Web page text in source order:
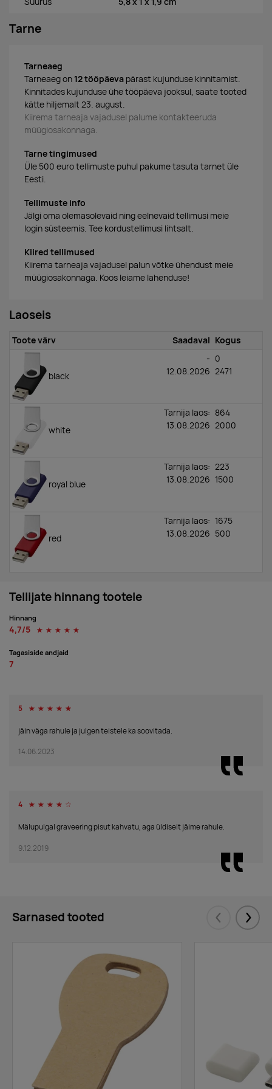
Tarne
Tarneaeg
Tarneaeg on 12 tööpäeva pärast kujunduse kinnitamist.
Kinnitades kujunduse ühe tööpäeva jooksul, saate tooted
kätte hiljemalt 23. august.
Kiirema tarneaja vajadusel palume kontakteeruda
müügiosakonnaga.
Tarne tingimused
Üle 500 euro tellimuste puhul pakume tasuta tarnet üle
Eesti.
Tellimuste info
Jälgi oma olemasolevaid ning eelnevaid tellimusi meie
login süsteemis. Tee kordustellimusi lihtsalt.
Kiired tellimused
Kiirema tarneaja vajadusel palun võtke ühendust meie
müügiosakonnaga. Koos leiame lahenduse!
Laoseis
Toote värv Saadaval Kogus
black
-
12.08.2026
0
2471
white
Tarnija laos:
13.08.2026
864
2000
royal blue
Tarnija laos:
13.08.2026
223
1500
red
Tarnija laos:
13.08.2026
1675
500
Tellijate hinnang tootele
Hinnang
4,7/5 ☆
☆
☆
☆
☆
Tagasiside andjaid
7
5 ☆
☆
☆
☆
☆
jäin väga rahule ja julgen teistele ka soovitada.
14.06.2023
4 ☆
☆
☆
☆
☆
Mälupulgal graveering pisut kahvatu, aga üldiselt jäime rahule.
9.12.2019
Sarnased tooted Eelmised